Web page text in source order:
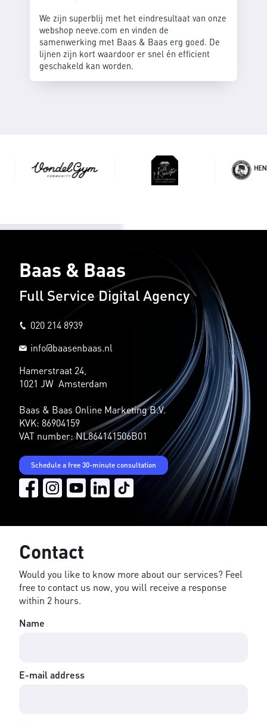
We zijn superblij met het eindresultaat van onze
webshop neeve.com en vinden de
samenwerking met Baas & Baas erg goed. De
lijnen zijn kort waardoor er snel én efficient
geschakeld kan worden.
Baas & Baas
Full Service Digital Agency
020 214 8939
info@baasenbaas.nl
Hamerstraat 24,
1021 JW Amsterdam
Baas & Baas Online Marketing B.V.
KVK: 86904159
VAT number: NL864141506B01
Schedule a free 30-minute consultation
Contact
Would you like to know more about our services? Feel
free to contact us now, you will receive a response
within 2 hours.
Name
E-mail address